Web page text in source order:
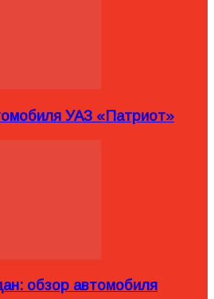
УАЗ «Патриот»
обзор автомобиля